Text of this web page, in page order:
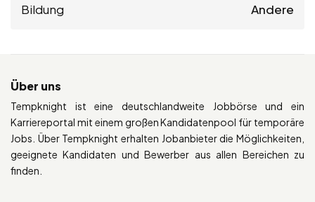
Bildung Andere
Über uns
Tempknight ist eine deutschlandweite Jobbörse und ein
Karriereportal mit einem großen Kandidatenpool für temporäre
Jobs. Über Tempknight erhalten Jobanbieter die Möglichkeiten,
geeignete Kandidaten und Bewerber aus allen Bereichen zu
finden.